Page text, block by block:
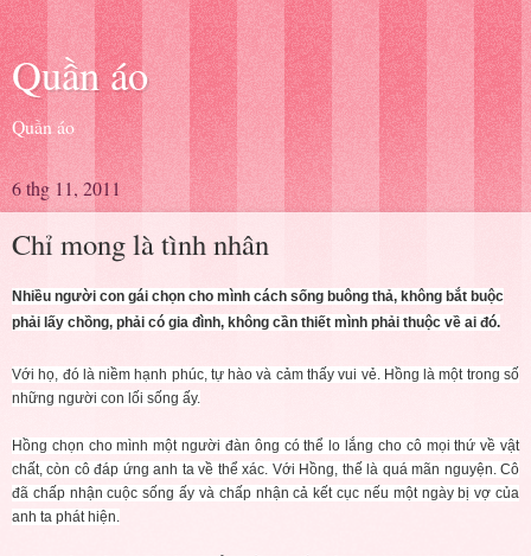
Quần áo
Quần áo
6 thg 11, 2011
Chỉ mong là tình nhân
Nhiều người con gái chọn cho mình cách sống buông thả, không bắt buộc
phải lấy chồng, phải có gia đình, không cần thiết mình phải thuộc về ai đó.
Với họ, đó là niềm hạnh phúc, tự hào và cảm thấy vui vẻ. Hồng là một trong số
những người con lối sống ấy.
Hồng chọn cho mình một người đàn ông có thể lo lắng cho cô mọi thứ về vật
chất, còn cô đáp ứng anh ta về thể xác. Với Hồng, thế là quá mãn nguyện. Cô
đã chấp nhận cuộc sống ấy và chấp nhận cả kết cục nếu một ngày bị vợ của
anh ta phát hiện.